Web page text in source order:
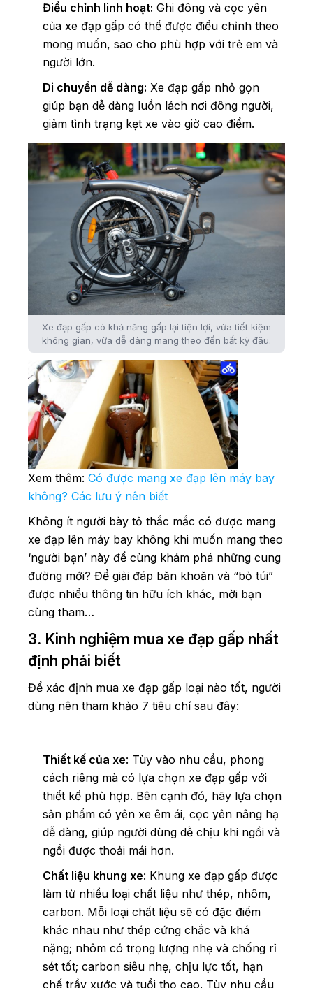
Điều chỉnh linh hoạt: Ghi đông và cọc yên
của xe đạp gấp có thể được điều chỉnh theo
mong muốn, sao cho phù hợp với trẻ em và
người lớn.
Di chuyển dễ dàng: Xe đạp gấp nhỏ gọn
giúp bạn dễ dàng luồn lách nơi đông người,
giảm tình trạng kẹt xe vào giờ cao điểm.
Xe đạp gấp có khả năng gấp lại tiện lợi, vừa tiết kiệm
không gian, vừa dễ dàng mang theo đến bất kỳ đâu.
Xem thêm: Có được mang xe đạp lên máy bay
không? Các lưu ý nên biết
Không ít người bày tỏ thắc mắc có được mang
xe đạp lên máy bay không khi muốn mang theo
‘người bạn’ này để cùng khám phá những cung
đường mới? Để giải đáp băn khoăn và “bỏ túi”
được nhiều thông tin hữu ích khác, mời bạn
cùng tham…
3. Kinh nghiệm mua xe đạp gấp nhất
định phải biết
Để xác định mua xe đạp gấp loại nào tốt, người
dùng nên tham khảo 7 tiêu chí sau đây:
Thiết kế của xe: Tùy vào nhu cầu, phong
cách riêng mà có lựa chọn xe đạp gấp với
thiết kế phù hợp. Bên cạnh đó, hãy lựa chọn
sản phẩm có yên xe êm ái, cọc yên nâng hạ
dễ dàng, giúp người dùng dễ chịu khi ngồi và
ngồi được thoải mái hơn.
Chất liệu khung xe: Khung xe đạp gấp được
làm từ nhiều loại chất liệu như thép, nhôm,
carbon. Mỗi loại chất liệu sẽ có đặc điểm
khác nhau như thép cứng chắc và khá
nặng; nhôm có trọng lượng nhẹ và chống rỉ
sét tốt; carbon siêu nhẹ, chịu lực tốt, hạn
chế trầy xước và tuổi thọ cao. Tùy nhu cầu